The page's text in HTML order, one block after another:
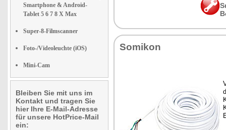
Smartphone & Android-
Tablet 5 6 7 8 X Max
Super-8-Filmscanner
Foto-/Videoleuchte (iOS)
Mini-Cam
Bleiben Sie mit uns im
Kontakt und tragen Sie
hier Ihre E-Mail-Adresse
für unsere HotPrice-Mail
ein:
Somikon